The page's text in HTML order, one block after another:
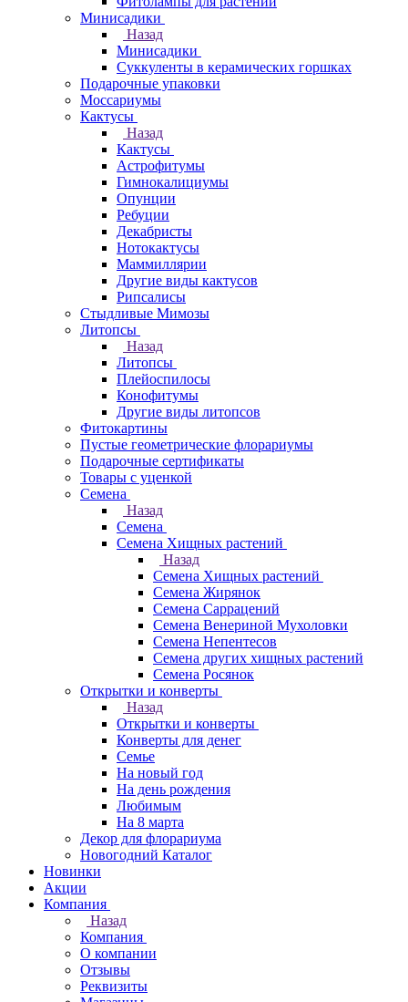
Минисадики
Назад
Минисадики
Суккуленты в керамических горшках
Подарочные упаковки
Моссариумы
Кактусы
Назад
Кактусы
Астрофитумы
Гимнокалициумы
Опунции
Ребуции
Декабристы
Нотокактусы
Маммиллярии
Другие виды кактусов
Рипсалисы
Стыдливые Мимозы
Литопсы
Назад
Литопсы
Плейоспилосы
Конофитумы
Другие виды литопсов
Фитокартины
Пустые геометрические флорариумы
Подарочные сертификаты
Товары с уценкой
Семена
Назад
Семена
Семена Хищных растений
Назад
Семена Хищных растений
Семена Жирянок
Семена Саррацений
Семена Венериной Мухоловки
Семена Непентесов
Семена других хищных растений
Семена Росянок
Открытки и конверты
Назад
Открытки и конверты
Конверты для денег
Семье
На новый год
На день рождения
Любимым
На 8 марта
Декор для флорариума
Новогодний Каталог
Новинки
Акции
Компания
Назад
Компания
О компании
Отзывы
Реквизиты